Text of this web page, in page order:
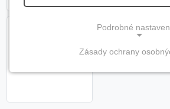
Podrobné
Tieto cookies sú potrebné na
Zásady ochrany